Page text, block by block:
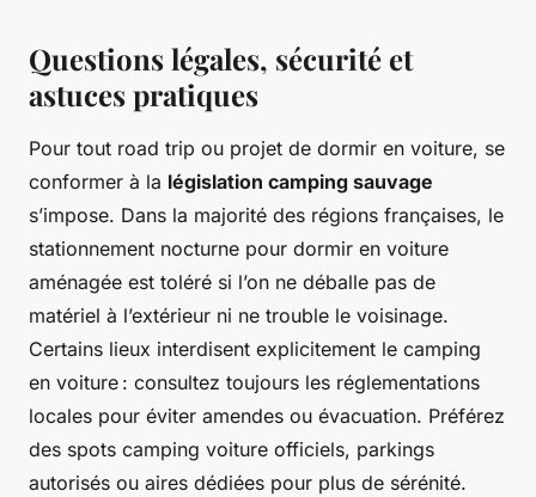
Questions légales, sécurité et
astuces pratiques
Pour tout road trip ou projet de dormir en voiture, se
conformer à la législation camping sauvage
s’impose. Dans la majorité des régions françaises, le
stationnement nocturne pour dormir en voiture
aménagée est toléré si l’on ne déballe pas de
matériel à l’extérieur ni ne trouble le voisinage.
Certains lieux interdisent explicitement le camping
en voiture : consultez toujours les réglementations
locales pour éviter amendes ou évacuation. Préférez
des spots camping voiture officiels, parkings
autorisés ou aires dédiées pour plus de sérénité.